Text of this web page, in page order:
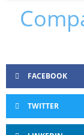
FACEBOOK
TWITTER